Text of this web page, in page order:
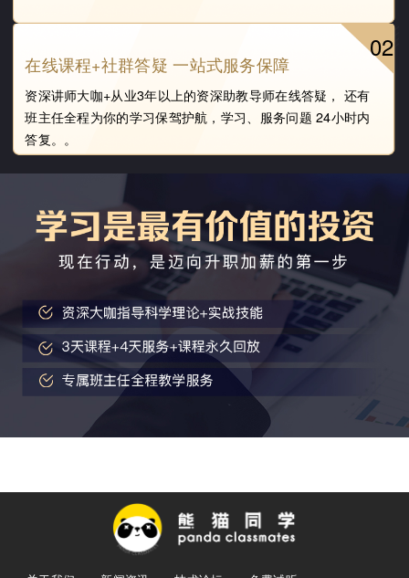
02
在线课程+社群答疑 一站式服务保障
资深讲师大咖+从业3年以上的资深助教导师在线答疑， 还有
班主任全程为你的学习保驾护航，学习、服务问题 24小时内
答复。。